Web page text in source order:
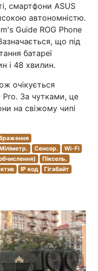
смартфони ASUS
автономністю.
Guide ROG Phone
що під
батареї
і 48 хвилин.
очікується
Pro. За чутками, це
на свіжому чипі
Сенсор.
Wi-Fi
Піксель.
IP код
Гігабайт